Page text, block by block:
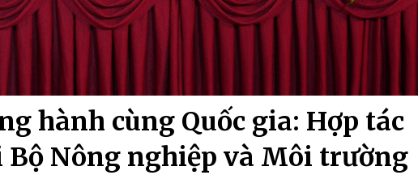
hành cùng Quốc gia: Hợp tác
Bộ Nông nghiệp và Môi trường